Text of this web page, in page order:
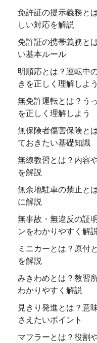
免許証の提示義務と
しい対応を解説
免許証の携帯義務と
い基本ルール
明順応とは？運転中
きを正しく理解しよう
無免許運転とは？う
を正しく理解しよう
無保険者傷害保険と
ておきたい基礎知識
無線教習とは？内容
を解説
無余地駐車の禁止と
に解説
無事故・無違反の証
ンをわかりやすく解説
ミニカーとは？原付
を解説
みきわめとは？教習
わかりやすく解説
見きり発進とは？意
さえたいポイント
マフラーとは？役割